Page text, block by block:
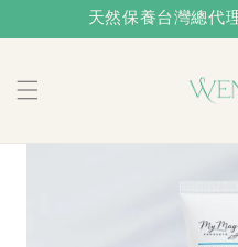
天然保養台灣總代